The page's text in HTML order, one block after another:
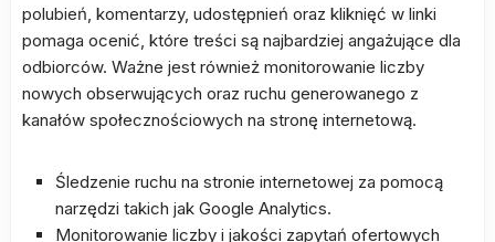
polubień, komentarzy, udostępnień oraz kliknięć w linki
pomaga ocenić, które treści są najbardziej angażujące dla
odbiorców. Ważne jest również monitorowanie liczby
nowych obserwujących oraz ruchu generowanego z
kanałów społecznościowych na stronę internetową.
Śledzenie ruchu na stronie internetowej za pomocą
narzędzi takich jak Google Analytics.
Monitorowanie liczby i jakości zapytań ofertowych